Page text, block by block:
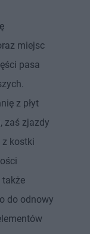
miejsc
pasa
z płyt
zaś zjazdy
kostki
do odnowy